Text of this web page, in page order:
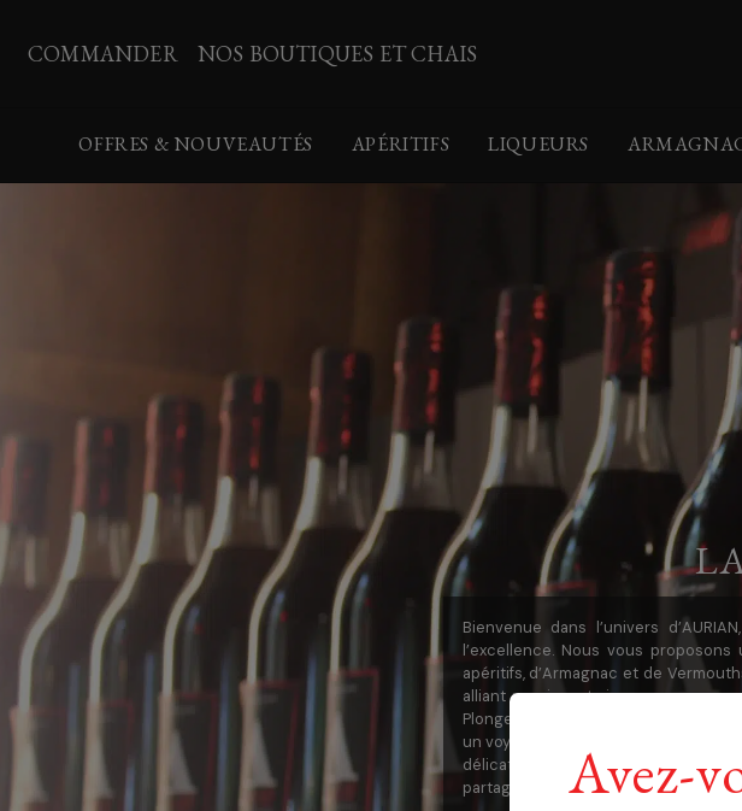
COMMANDER NOS BOUTIQUES ET CHAIS
OFFRES & NOUVEAUTÉS APÉRITIFS LIQUEURS
Bienvenue dans l’univers
l’excellence. Nous vous
apéritifs, d’Armagnac et de
alliant passion et rigueur pour
Plongez dans une symphonie de
un voyage sensoriel inoubliable.
délicat d’Armagnac et
partager.
Avez-